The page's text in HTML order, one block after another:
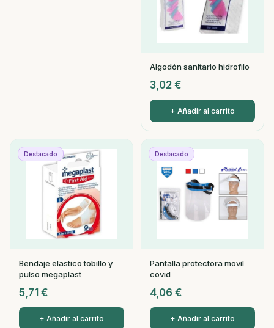
Algodón sanitario hidrofilo
3,02 €
+ Añadir al carrito
Destacado
Bendaje elastico tobillo y
pulso megaplast
5,71 €
+ Añadir al carrito
Destacado
Pantalla protectora movil
covid
4,06 €
+ Añadir al carrito